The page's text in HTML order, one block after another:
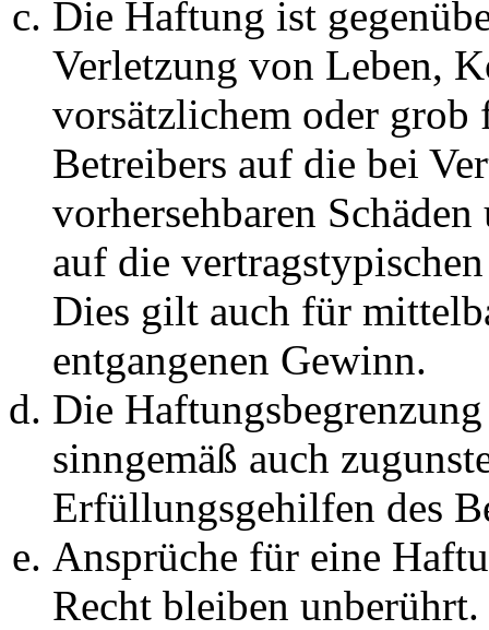
Die Haftung ist
Verletzung von Leben,
vorsätzlichem oder grob
Betreibers auf die bei
vorhersehbaren
auf die
Dies gilt auch für
entgangenen Gewinn.
Die
sinngemäß auch
Erfüllungsgehilfen des
Ansprüche für eine
Recht bleiben unberührt.